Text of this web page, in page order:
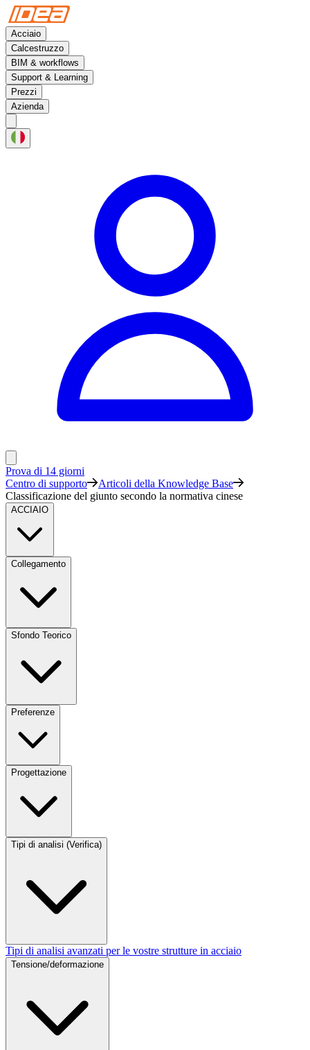
Acciaio
Calcestruzzo
BIM & workflows
Support & Learning
Prezzi
Azienda
Prova di 14 giorni
Centro di supporto
Articoli della Knowledge Base
Classificazione del giunto secondo la normativa cinese
ACCIAIO
Collegamento
Sfondo Teorico
Preferenze
Progettazione
Tipi di analisi (Verifica)
Tipi di analisi avanzati per le vostre strutture in acciaio
Tensione/deformazione